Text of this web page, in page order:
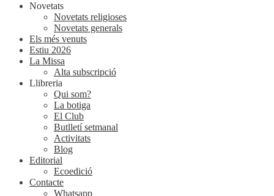
Novetats
Novetats religioses
Novetats generals
Els més venuts
Estiu 2026
La Missa
Alta subscripció
Llibreria
Qui som?
La botiga
El Club
Butlletí setmanal
Activitats
Blog
Editorial
Ecoedició
Contacte
Whatsapp